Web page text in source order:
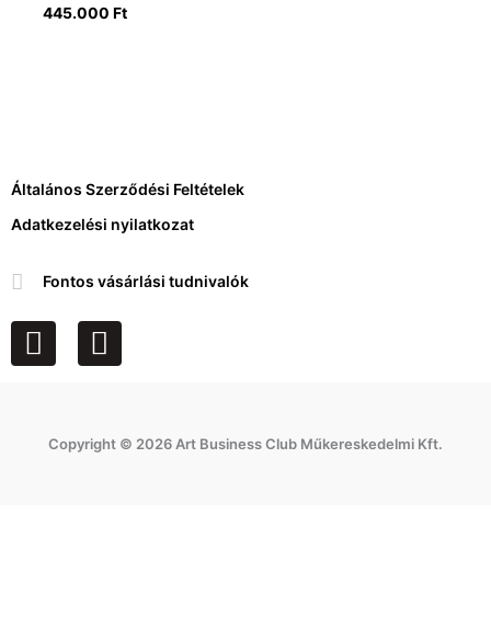
445.000 Ft
Általános Szerződési Feltételek
Adatkezelési nyilatkozat
Fontos vásárlási tudnivalók
F
a
e
I
n
t
a
Copyright © 2026 Art Business Club Műkereskedelmi Kft.